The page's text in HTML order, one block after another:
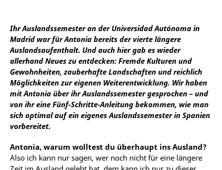
Ihr Auslandssemester an der Universidad Autónoma in
Madrid war für Antonia bereits der vierte längere
Auslandsaufenthalt. Und auch hier gab es wieder
allerhand Neues zu entdecken: Fremde Kulturen und
Gewohnheiten, zauberhafte Landschaften und reichlich
Möglichkeiten zur eigenen Weiterentwicklung. Wir haben
mit Antonia über ihr Auslandssemester gesprochen – und
von ihr eine Fünf-Schritte-Anleitung bekommen, wie man
sich optimal auf ein eigenes Auslandssemester in Spanien
vorbereitet.
Antonia, warum wolltest du überhaupt ins Ausland?
Also ich kann nur sagen, wer noch nicht für eine längere